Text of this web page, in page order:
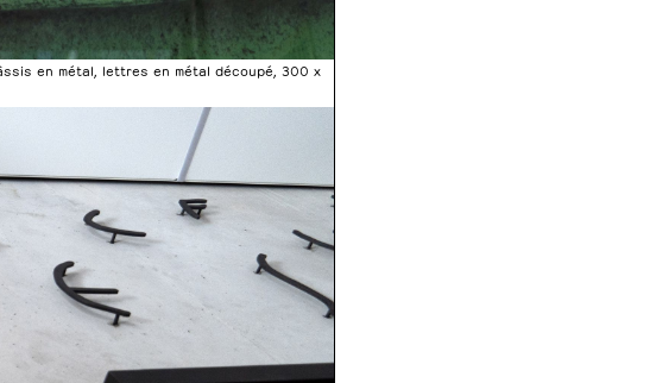
en métal, lettres en métal découpé, 300 x